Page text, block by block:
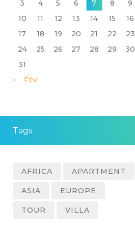
« Fév
3 4 5 6 7 8
9
10
11 12 13 14 15
16
17
18 19 20 21 22
23
24
25 26 27 28 29
30
31
Tags
AFRICA APARTMENT
ASIA EUROPE
TOUR VILLA